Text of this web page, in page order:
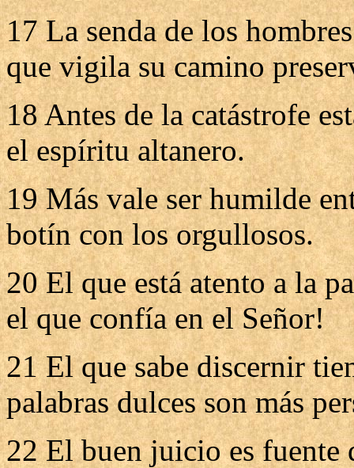
17 La senda de los
que vigila su camino
18 Antes de la catástrofe
el espíritu altanero.
19 Más vale ser humilde
botín con los orgullosos.
20 El que está atento a la
el que confía en el Señor!
21 El que sabe discernir
palabras dulces son más
22 El buen juicio es fuente